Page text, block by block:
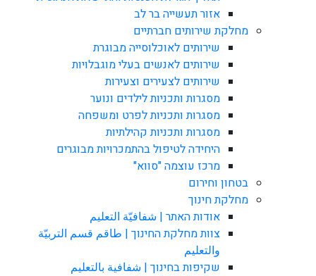
אזור תעשייה בר לב
מחלקת שירותים חברתיים
שירותים לאוכלוסייה מבוגרת
שירותים לאנשים בעלי מוגבלויות
שירותים לצעירים וצעירות
מסגרות ותכניות לילדים ונוער
מסגרות ותכניות לפרט ומשפחה
מסגרות ותכניות קהילתיות
היחידה לטיפול בהתמכרויות מבוגרים
מרכז עוצמה "סווא"
בטחון וחירום
מחלקת חינוך
אודות האתר | شفافيّة التعليم
צוות מחלקת החינוך | طاقم قسم التربيّة
والتعليم
שקיפות בחינוך | شفافية بالتعليم